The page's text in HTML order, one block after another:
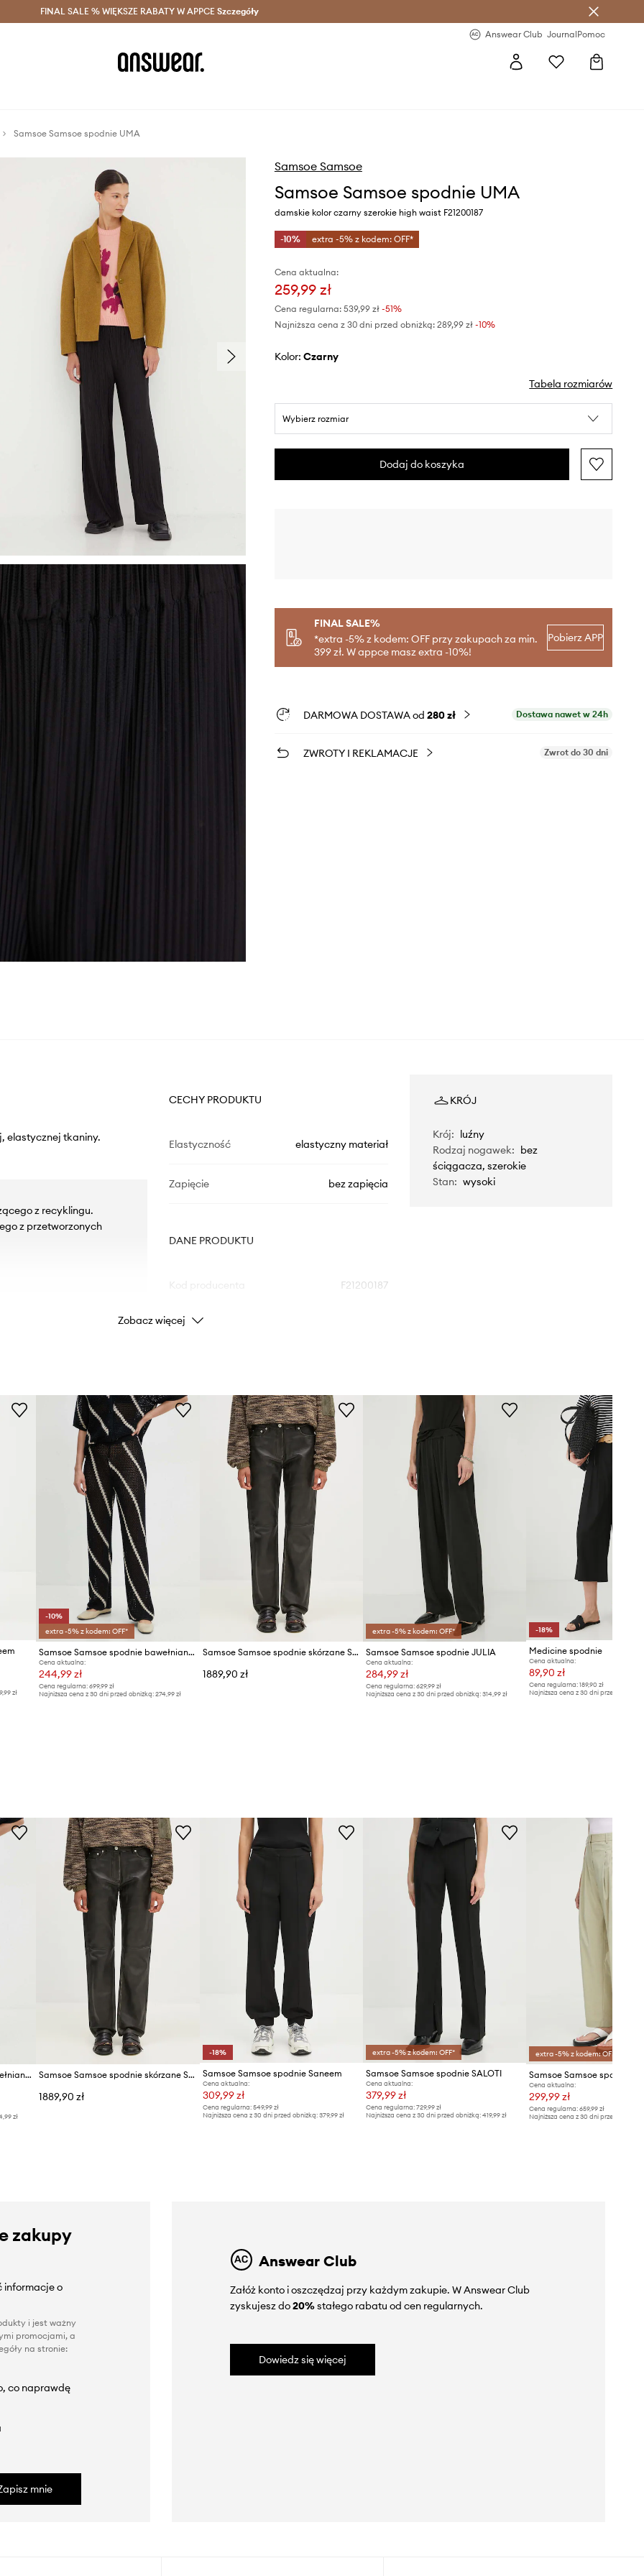
Oszczędzaj z Answear Club > Dostawa nawet w 24h >
FINAL SALE % WIĘKSZE RABATY W APPCE Szczegóły
Answear Club JournalPomoc
Samsoe Samsoe spodnie UMA
Samsoe Samsoe
Samsoe Samsoe spodnie UMA
damskie kolor czarny szerokie high waist F21200187
-10% extra -5% z kodem: OFF*
Cena aktualna:
259,99 zł
Cena regularna: 539,99 zł-51%
Najniższa cena z 30 dni przed obniżką: 289,99 zł -10%
Kolor: czarny
Tabela rozmiarów
Wybierz rozmiar
Dodaj do koszyka
FINAL SALE%
*extra -5% z kodem: OFF przy zakupach za min.
399 zł. W appce masz extra -10%!
Pobierz APP
DARMOWA DOSTAWA od 280 zł Dostawa nawet w 24h
ZWROTY I REKLAMACJE Zwrot do 30 dni
elastycznej tkaniny.
z recyklingu.
z przetworzonych
CECHY PRODUKTU
Elastyczność elastyczny materiał
Zapięcie bez zapięcia
DANE PRODUKTU
F21200187
Kolor producenta
Marka Samsoe Samsoe
KRÓJ
Krój:
luźny
Rodzaj nogawek:
bez
ściągacza, szerokie
Stan: wysoki
Zobacz więcej
zł
-10%
extra -5% z kodem: OFF*
Samsoe Samsoe spodnie bawełniane SAISHA
Cena aktualna:
244,99 zł
Cena regularna: 699,99 zł
Najniższa cena z 30 dni przed obniżką: 274,99 zł
Samsoe Samsoe spodnie skórzane Salynn
1889,90 zł
extra -5% z kodem: OFF*
Samsoe Samsoe spodnie JULIA
Cena aktualna:
284,99 zł
Cena regularna:629,99 zł
Najniższa cena z 30 dni przed obniżką:314,99 zł
-18%
Medicine spodnie
Cena aktualna:
89,90 zł
Cena regularna: 189,90 zł
Najniższa cena z 30 dni przed obniżką:
Samsoe Samsoe spodnie bawełniane SAISHA
zł
Samsoe Samsoe spodnie skórzane Salynn
1889,90 zł
-18%
Samsoe Samsoe spodnie Saneem
Cena aktualna:
309,99 zł
Cena regularna: 549,99 zł
Najniższa cena z 30 dni przed obniżką: 379,99 zł
extra -5% z kodem: OFF*
Samsoe Samsoe spodnie SALOTI
Cena aktualna:
379,99 zł
Cena regularna:729,99 zł
Najniższa cena z 30 dni przed obniżką:419,99 zł
extra -5% z kodem: OFF*
Samsoe Samsoe spodnie
Cena aktualna:
299,99 zł
Cena regularna: 659,99 zł
Najniższa cena z 30 dni przed obniżką:
zakupy
informacje o
i jest ważny
promocjami, a
na stronie:
co naprawdę
mnie
Answear Club
Załóż konto i oszczędzaj przy każdym zakupie. W Answear Club
zyskujesz do20%stałego rabatu od cen regularnych.
Dowiedz się więcej